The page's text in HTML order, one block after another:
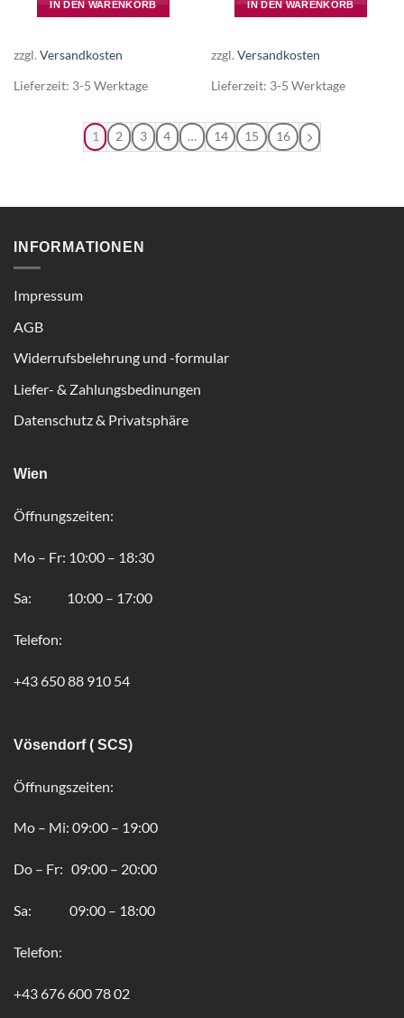
IN DEN WARENKORB
zzgl. Versandkosten
Lieferzeit: 3-5 Werktage
IN DEN WARENKORB
zzgl. Versandkosten
Lieferzeit: 3-5 Werktage
1 2 3 4 … 14 15 16
INFORMATIONEN
Impressum
AGB
Widerrufsbelehrung und -formular
Liefer- & Zahlungsbedinungen
Datenschutz & Privatsphäre
Wien
Öffnungszeiten:
Mo – Fr: 10:00 – 18:30
Sa: 10:00 – 17:00
Telefon:
+43 650 88 910 54
Vösendorf ( SCS)
Öffnungszeiten:
Mo – Mi: 09:00 – 19:00
Do – Fr: 09:00 – 20:00
Sa: 09:00 – 18:00
Telefon:
+43 676 600 78 02